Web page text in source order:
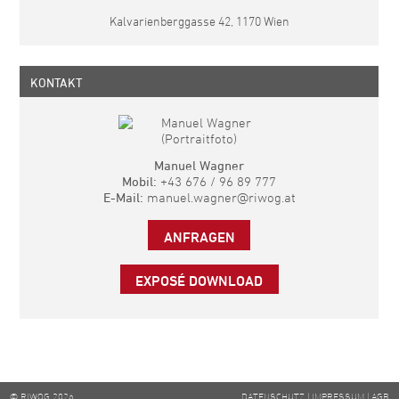
Kalvarienberggasse 42, 1170 Wien
KONTAKT
Manuel Wagner
Mobil: +43 676 / 96 89 777
E-Mail: manuel.wagner@riwog.at
ANFRAGEN
EXPOSÉ DOWNLOAD
© RIWOG 2026 DATENSCHUTZ | IMPRESSUM| AGB